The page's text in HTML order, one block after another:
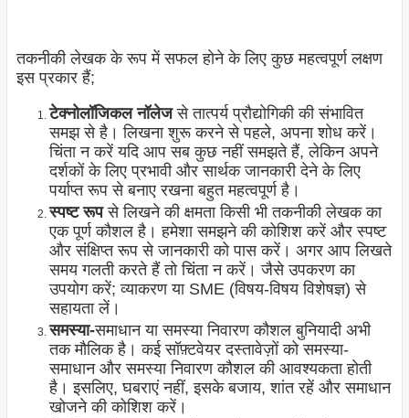
तकनीकी लेखक के रूप में सफल होने के लिए कुछ महत्वपूर्ण लक्षण
इस प्रकार हैं;
टेक्नोलॉजिकल नॉलेजसे तात्पर्य प्रौद्योगिकी की संभावित
समझ से है। लिखना शुरू करने से पहले, अपना शोध करें।
चिंता न करें यदि आप सब कुछ नहीं समझते हैं, लेकिन अपने
दर्शकों के लिए प्रभावी और सार्थक जानकारी देने के लिए
पर्याप्त रूप से बनाए रखना बहुत महत्वपूर्ण है।
स्पष्ट रूपसे लिखने की क्षमता किसी भी तकनीकी लेखक का
एक पूर्ण कौशल है। हमेशा समझने की कोशिश करें और स्पष्ट
और संक्षिप्त रूप से जानकारी को पास करें। अगर आप लिखते
समय गलती करते हैं तो चिंता न करें। जैसे उपकरण का
उपयोग करें; व्याकरण या SME (विषय-विषय विशेषज्ञ) से
सहायता लें।
समस्या-समाधान या समस्या निवारण कौशल बुनियादी अभी
तक मौलिक है। कई सॉफ़्टवेयर दस्तावेज़ों को समस्या-
समाधान और समस्या निवारण कौशल की आवश्यकता होती
है। इसलिए, घबराएं नहीं, इसके बजाय, शांत रहें और समाधान
खोजने की कोशिश करें।